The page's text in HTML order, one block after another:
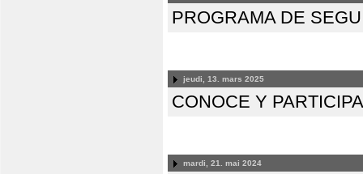
PROGRAMA DE
jeudi, 13. mars 2025
CONOCE Y
mardi, 21. mai 2024